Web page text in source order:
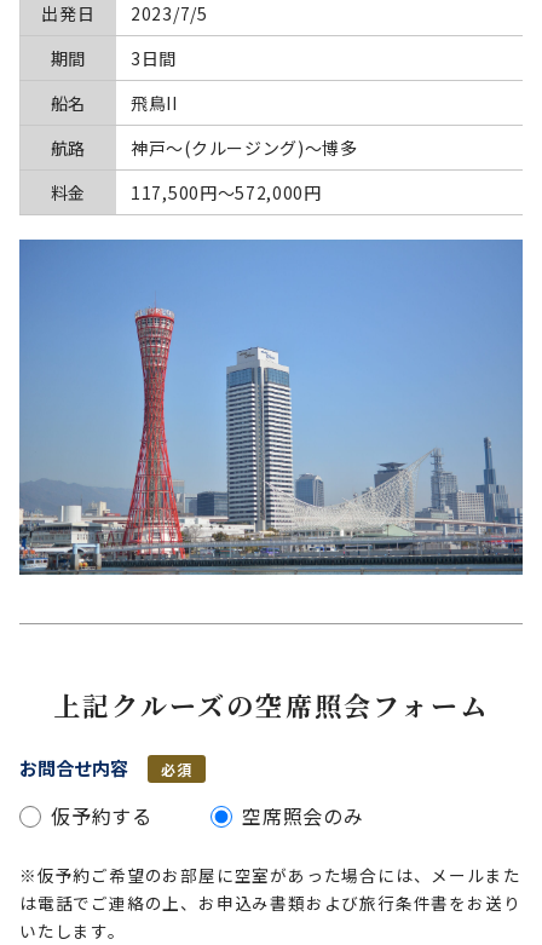
出発日
2023/7/5
期間
3日間
船名
飛鳥II
航路
神戸～(クルージング)～博多
料金
117,500円〜572,000円
上記クルーズの空席照会フォーム
お問合せ内容 必須
仮予約する 空席照会のみ
※仮予約ご希望のお部屋に空室があった場合には、メールまた
は電話でご連絡の上、お申込み書類および旅行条件書をお送り
いたします。